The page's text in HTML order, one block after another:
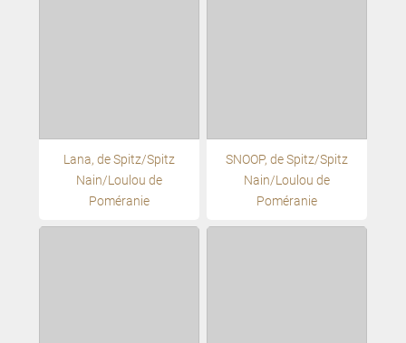
Lana, de Spitz/Spitz
Nain/Loulou de
Poméranie
SNOOP, de Spitz/Spitz
Nain/Loulou de
Poméranie